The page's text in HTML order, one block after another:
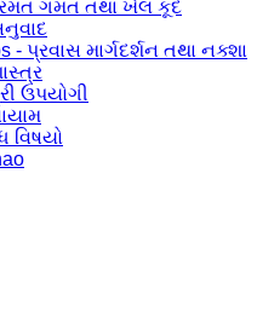
રમત ગમત તથા ખેલ કૂદ
- પ્રવાસ માર્ગદર્શન તથા નક્શા
ઉપયોગી
વિષયો